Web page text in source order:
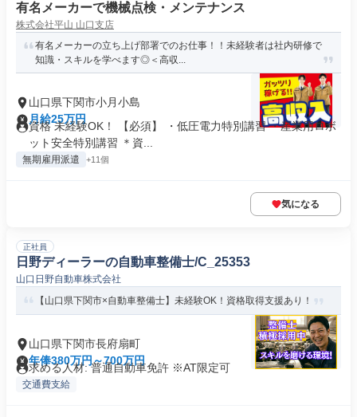
有名メーカーで機械点検・メンテナンス
株式会社平山 山口支店
有名メーカーの立ち上げ部署でのお仕事！！未経験者は社内研修で
知識・スキルを学べます◎＜高収...
山口県下関市小月小島
月給25万円
資格 未経験OK！ 【必須】 ・低圧電力特別講習 ・産業用ロボ
ット安全特別講習 ＊資...
無期雇用派遣 +11個
気になる
正社員
日野ディーラーの自動車整備士/C_25353
山口日野自動車株式会社
【山口県下関市×自動車整備士】未経験OK！資格取得支援あり！
山口県下関市長府扇町
年俸380万円～700万円
求める人材: 普通自動車免許 ※AT限定可
交通費支給